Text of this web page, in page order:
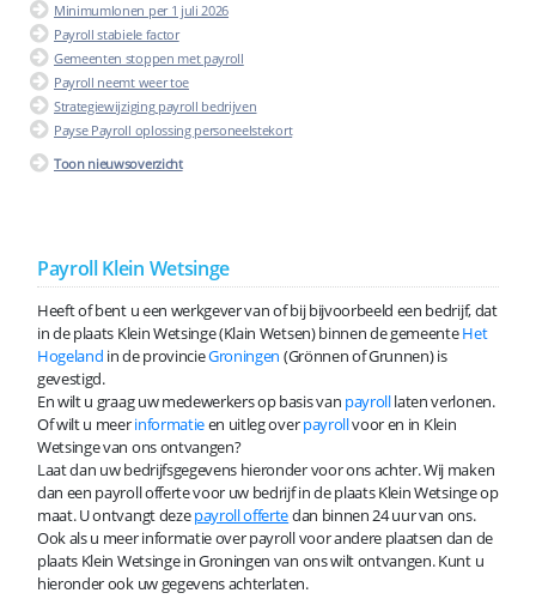
Minimumlonen per 1 juli 2026
Payroll stabiele factor
Gemeenten stoppen met payroll
Payroll neemt weer toe
Strategiewijziging payroll bedrijven
Payse Payroll oplossing personeelstekort
Toon nieuwsoverzicht
Payroll Klein Wetsinge
Heeft of bent u een werkgever van of bij bijvoorbeeld een bedrijf, dat
in de plaats Klein Wetsinge (Klain Wetsen) binnen de gemeenteHet
Hogeland in de provincieGroningen (Grönnen of Grunnen) is
gevestigd.
En wilt u graag uw medewerkers op basis van payrolllaten verlonen.
Of wilt u meerinformatieen uitleg overpayrollvoor en in Klein
Wetsinge van ons ontvangen?
Laat dan uw bedrijfsgegevens hieronder voor ons achter. Wij maken
dan een payroll offerte voor uw bedrijf in de plaats Klein Wetsinge op
maat. U ontvangt dezepayroll offertedan binnen 24 uur van ons.
Ook als u meer informatie over payroll voor andere plaatsen dan de
plaats Klein Wetsinge in Groningen van ons wilt ontvangen. Kunt u
hieronder ook uw gegevens achterlaten.